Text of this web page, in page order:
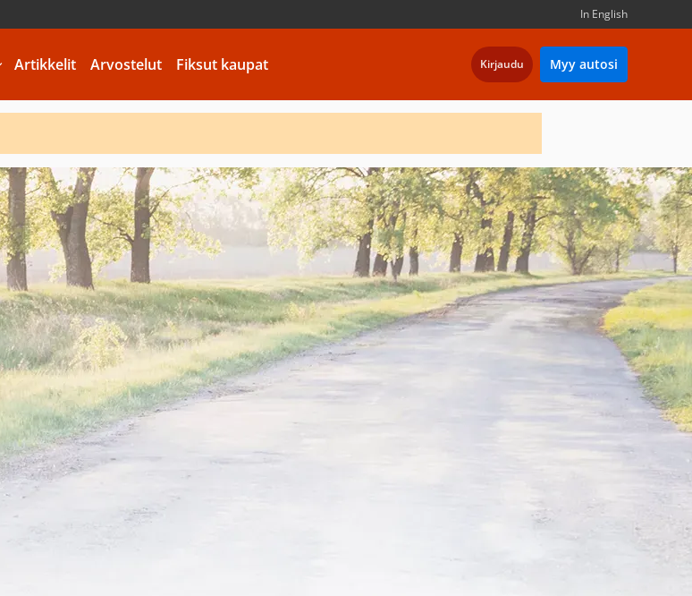
In English
Artikkelit Arvostelut Fiksut kaupat Kirjaudu Myy autosi